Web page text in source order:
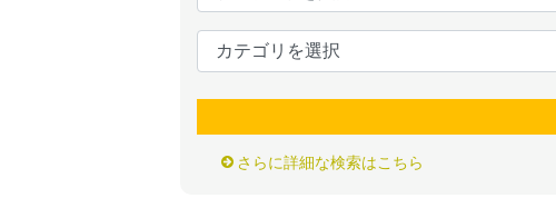
さらに詳細な検索はこちら